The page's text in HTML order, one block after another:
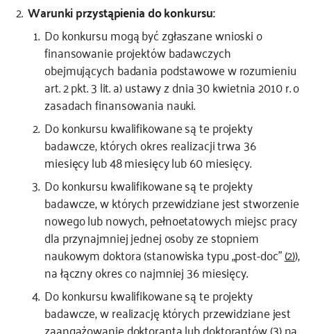
Warunki przystąpienia do konkursu:
Do konkursu mogą być zgłaszane wnioski o
finansowanie projektów badawczych
obejmujących badania podstawowe w rozumieniu
art. 2 pkt. 3 lit. a) ustawy z dnia 30 kwietnia 2010 r. o
zasadach finansowania nauki.
Do konkursu kwalifikowane są te projekty
badawcze, których okres realizacji trwa 36
miesięcy lub 48 miesięcy lub 60 miesięcy.
Do konkursu kwalifikowane są te projekty
badawcze, w których przewidziane jest stworzenie
nowego lub nowych, pełnoetatowych miejsc pracy
dla przynajmniej jednej osoby ze stopniem
naukowym doktora (stanowiska typu „post-doc”(2)),
na łączny okres co najmniej 36 miesięcy.
Do konkursu kwalifikowane są te projekty
badawcze, w realizację których przewidziane jest